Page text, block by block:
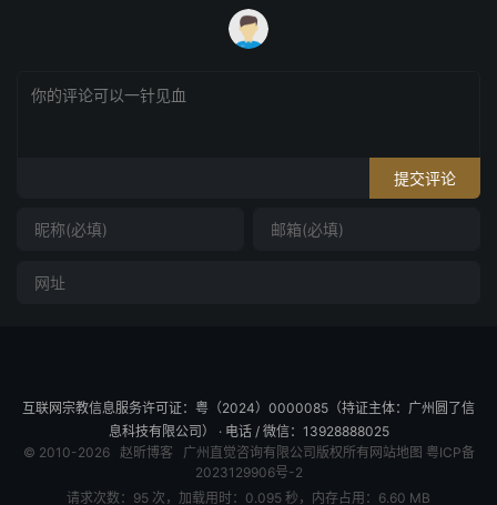
提交评论
互联网宗教信息服务许可证：粤（2024）0000085（持证主体：广州圆了信
息科技有限公司） · 电话 / 微信：13928888025
© 2010-2026 赵昕博客 广州直觉咨询有限公司版权所有 网站地图 粤ICP备
2023129906号-2
请求次数：95 次，加载用时：0.095 秒，内存占用：6.60 MB